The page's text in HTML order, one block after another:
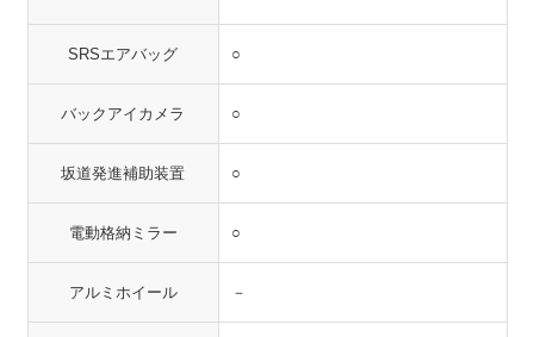
SRSエアバッグ ○
バックアイカメラ ○
坂道発進補助装置 ○
電動格納ミラー ○
アルミホイール －